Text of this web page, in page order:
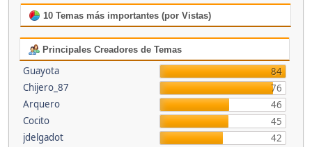
10 Temas más importantes (por Vistas)
Principales Creadores de Temas
Guayota
84
Chijero_87
76
Arquero
46
Cocito
45
jdelgadot
42